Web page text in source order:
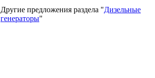
Другие предложения раздела "Дизельные
генераторы"